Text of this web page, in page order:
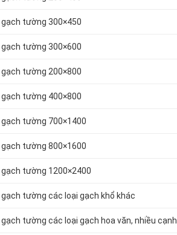
tường 300×450
tường 300×600
tường 200×800
tường 400×800
tường 700×1400
tường 800×1600
tường 1200×2400
tường các loại gạch khổ khác
tường các loại gạch hoa văn, nhiều cạnh